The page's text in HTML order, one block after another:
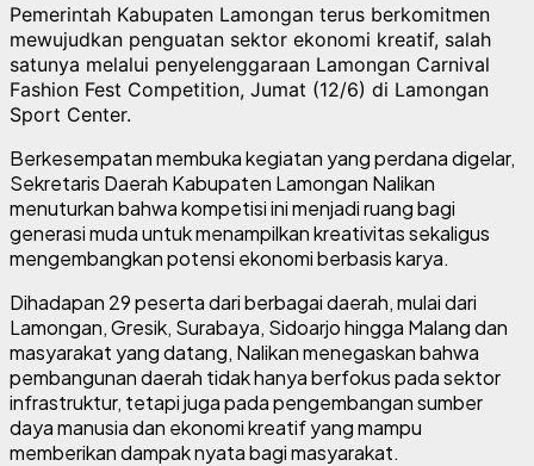
Pemerintah Kabupaten Lamongan terus berkomitmen
mewujudkan penguatan sektor ekonomi kreatif, salah
satunya melalui penyelenggaraan Lamongan Carnival
Fashion Fest Competition, Jumat (12/6) di Lamongan
Sport Center.
Berkesempatan membuka kegiatan yang perdana digelar,
Sekretaris Daerah Kabupaten Lamongan Nalikan
menuturkan bahwa kompetisi ini menjadi ruang bagi
generasi muda untuk menampilkan kreativitas sekaligus
mengembangkan potensi ekonomi berbasis karya.
Dihadapan 29 peserta dari berbagai daerah, mulai dari
Lamongan, Gresik, Surabaya, Sidoarjo hingga Malang dan
masyarakat yang datang, Nalikan menegaskan bahwa
pembangunan daerah tidak hanya berfokus pada sektor
infrastruktur, tetapi juga pada pengembangan sumber
daya manusia dan ekonomi kreatif yang mampu
memberikan dampak nyata bagi masyarakat.